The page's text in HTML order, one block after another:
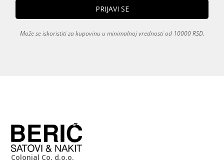
Može se iskoristiti za kupovinu u minimalnoj vrednosti od 10000 RSD.
Colonial Co. d.o.o.